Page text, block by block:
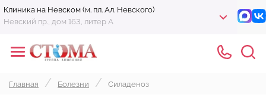
Клиника на Невском (м. пл. Ал. Невского)
Невский пр., дом 163, литер А
Главная Болезни Силаденоз